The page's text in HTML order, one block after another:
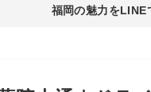
福岡の魅力をLINE